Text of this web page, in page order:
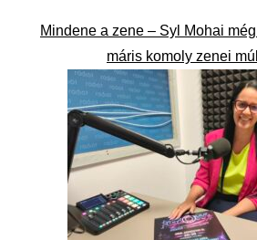
Mindene a zene – Syl Mohai
máris komoly zenei